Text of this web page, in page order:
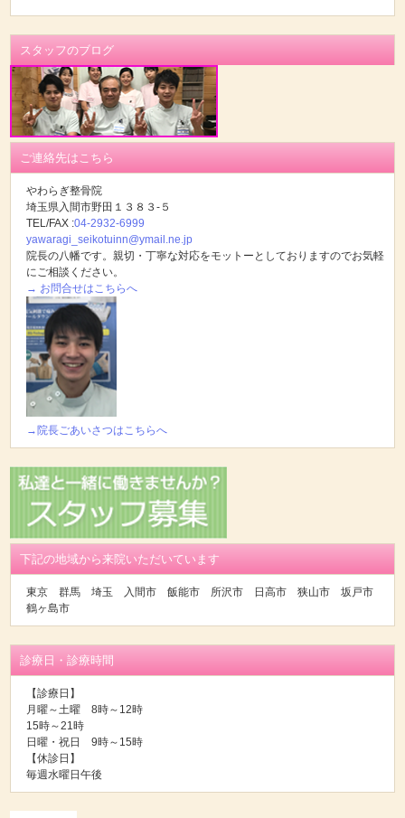
スタッフのブログ
ご連絡先はこちら
やわらぎ整骨院
埼玉県入間市野田１３８３-５
TEL/FAX :04-2932-6999
yawaragi_seikotuinn@ymail.ne.jp
院長の八幡です。親切・丁寧な対応をモットーとしておりますのでお気軽
にご相談ください。
→ お問合せはこちらへ
→院長ごあいさつはこちらへ
下記の地域から来院いただいています
東京 群馬 埼玉 入間市 飯能市 所沢市 日高市 狭山市 坂戸市
鶴ヶ島市
診療日・診療時間
【診療日】
月曜～土曜 8時～12時
15時～21時
日曜・祝日 9時～15時
【休診日】
毎週水曜日午後